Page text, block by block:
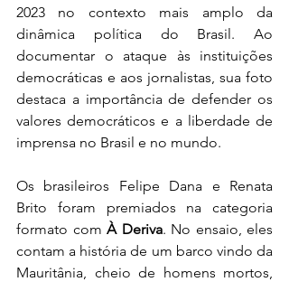
2023 no contexto mais amplo da
dinâmica política do Brasil. Ao
documentar o ataque às instituições
democráticas e aos jornalistas, sua foto
destaca a importância de defender os
valores democráticos e a liberdade de
imprensa no Brasil e no mundo.
Os brasileiros Felipe Dana e Renata
Brito foram premiados na categoria
formato com À Deriva. No ensaio, eles
contam a história de um barco vindo da
Mauritânia, cheio de homens mortos,